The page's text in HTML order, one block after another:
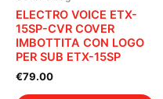
ELECTRO VOICE ETX-
15SP-CVR COVER
IMBOTTITA CON LOGO
PER SUB ETX-15SP
€79.00